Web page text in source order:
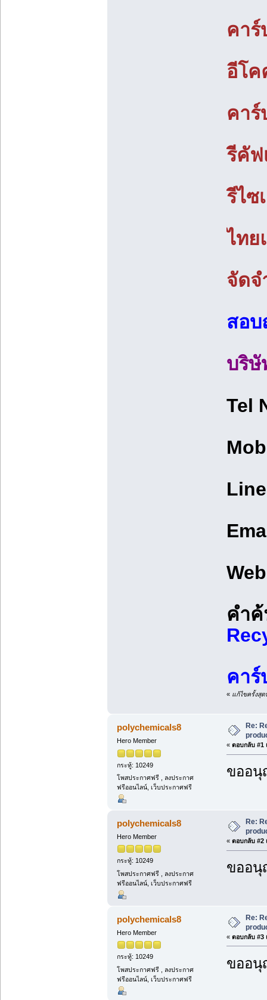
คา
อีโ
คาร์
รีคัฟ
รีไซ
ไทย
จัดจ
สอ
บริษั
Tel
คำ
คาร์
« แก้ไขครั้งสุ
polychemicals8
Hero Member
กระทู้: 10249
โพสประกาศฟรี , ลงประกาศ
ฟรีออนไลน์, เว็บประกาศฟรี
Re:
« ตอบกลับ #1
ขออนุ
polychemicals8
Hero Member
กระทู้: 10249
โพสประกาศฟรี , ลงประกาศ
ฟรีออนไลน์, เว็บประกาศฟรี
Re:
« ตอบกลับ #2
ขออนุ
polychemicals8
Hero Member
กระทู้: 10249
โพสประกาศฟรี , ลงประกาศ
ฟรีออนไลน์, เว็บประกาศฟรี
Re:
« ตอบกลับ #3
ขออนุ